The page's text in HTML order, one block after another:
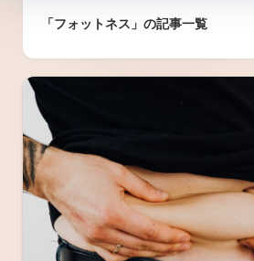
「フォットネス」の記事一覧